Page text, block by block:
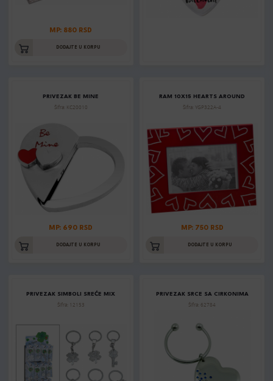
MP: 880 RSD
DODAJTE U KORPU
PRIVEZAK BE MINE
Šifra: KC20010
MP: 690 RSD
DODAJTE U KORPU
RAM 10X15 HEARTS AROUND
Šifra: YGP322A-4
MP: 750 RSD
DODAJTE U KORPU
PRIVEZAK SIMBOLI SREĆE MIX
Šifra: 12153
PRIVEZAK SRCE SA CIRKONIMA
Šifra: 62784